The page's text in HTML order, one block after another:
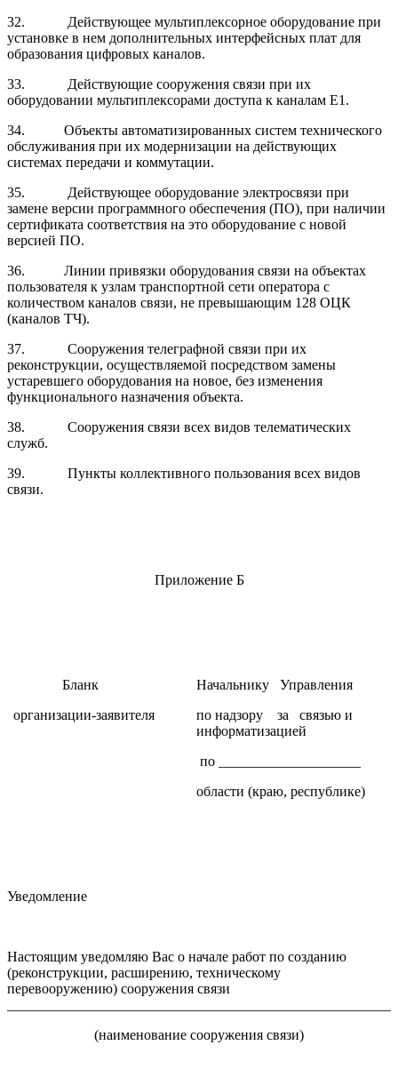
32.
Действующее мультиплексорное оборудование при
установке в нем дополнительных интерфейсных плат для
образования цифровых каналов.
33.
Действующие сооружения связи при их
оборудовании мультиплексорами доступа к каналам Е1.
34. Объекты автоматизированных систем технического
обслуживания при их модернизации на действующих
системах передачи и коммутации.
35.
Действующее оборудование электросвязи при
замене версии программного обеспечения (ПО), при наличии
сертификата соответствия на это оборудование с новой
версией ПО.
36. Линии привязки оборудования связи на объектах
пользователя к узлам транспортной сети оператора с
количеством каналов связи, не превышающим 128 ОЦК
(каналов ТЧ).
37.
Сооружения телеграфной связи при их
реконструкции, осуществляемой посредством замены
устаревшего оборудования на новое, без изменения
функционального назначения объекта.
38.
Сооружения связи всех видов телематических
служб.
39.
Пункты коллективного пользования всех видов
связи.
Приложение Б
Бланк
организации-заявителя
Начальнику Управления
по надзору за связью и
информатизацией
по ____________________
области (краю, республике)
Уведомление
Настоящим уведомляю Вас о начале работ по созданию
(реконструкции, расширению, техническому
перевооружению) сооружения связи
(наименование сооружения связи)